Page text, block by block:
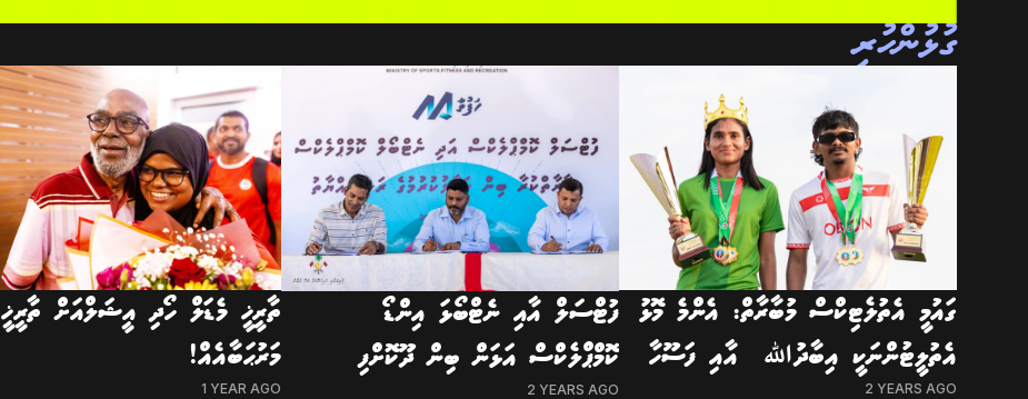
ގުޅުންހުރި
ގައުމީ އެތުލެޓިކްސް މުބާރާތް: އެންމެ މޮޅު
އެތުލީޓުންނަކީ އިބާދުﷲ އާއި ފަސޫހާ
2 YEARS AGO
ފުޓްސަލް އާއި ނެޓްބޯޅަ އިންޑޯ
ކޮމްޕްލެކްސް އަޅަން ބިން ދޫކޮށްފި
2 YEARS AGO
ތާރީޚީ މެޑަލް ހޯދި އީޝަލްއަށް ތާރީޚީ
މަރުޙަބާއެއް!
1 YEAR AGO